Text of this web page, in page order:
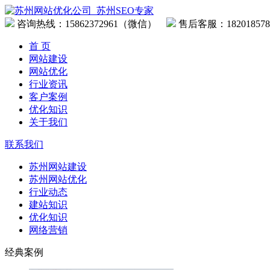
咨询热线： 15862372961（微信） 售后客服：
首 页
网站建设
网站优化
行业资讯
客户案例
优化知识
关于我们
联系我们
苏州网站建设
苏州网站优化
行业动态
建站知识
优化知识
网络营销
经典案例